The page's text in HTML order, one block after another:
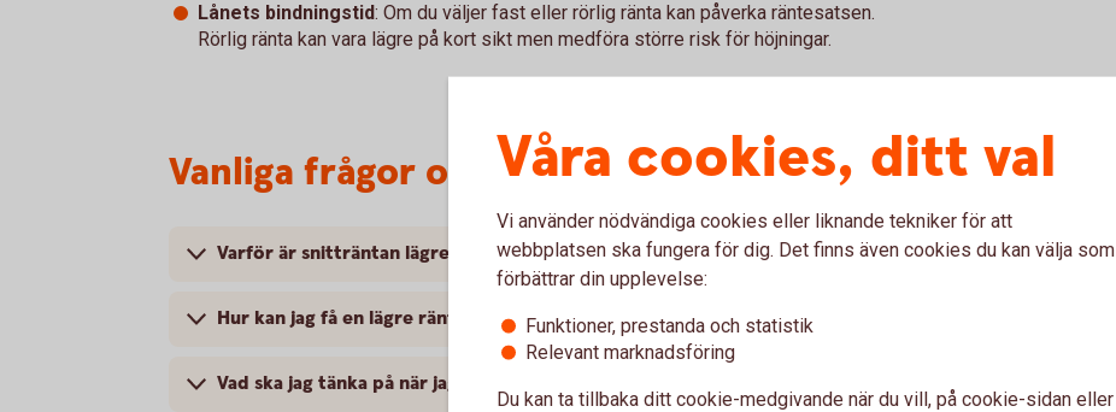
Lånets bindningstid: Om du väljer fast eller rörlig ränta kan påverka räntesatsen.
Rörlig ränta kan vara lägre på kort sikt men medföra större risk för höjningar.
Vanliga frågor och svar om listränta och snittränta
Varför är snitträntan lägre än listräntan?
Hur kan jag få en lägre ränta på mitt bolån?
Vad ska jag tänka på när jag jämför bolåneräntor?
Våra cookies, ditt val
Vi använder nödvändiga cookies eller liknande tekniker för att
webbplatsen ska fungera för dig. Det finns även cookies du kan välja som
förbättrar din upplevelse:
Funktioner, prestanda och statistik
Relevant marknadsföring
Du kan ta tillbaka ditt cookie-medgivande när du vill, på cookie-sidan eller